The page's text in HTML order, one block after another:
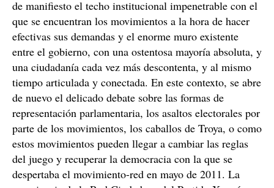
de manifiesto el techo institucional impenetrable con el
que se encuentran los movimientos a la hora de hacer
efectivas sus demandas y el enorme muro existente
entre el gobierno, con una ostentosa mayoría absoluta, y
una ciudadanía cada vez más descontenta, y al mismo
tiempo articulada y conectada. En este contexto, se abre
de nuevo el delicado debate sobre las formas de
representación parlamentaria, los asaltos electorales por
parte de los movimientos, los caballos de Troya, o como
estos movimientos pueden llegar a cambiar las reglas
del juego y recuperar la democracia con la que se
despertaba el movimiento-red en mayo de 2011. La